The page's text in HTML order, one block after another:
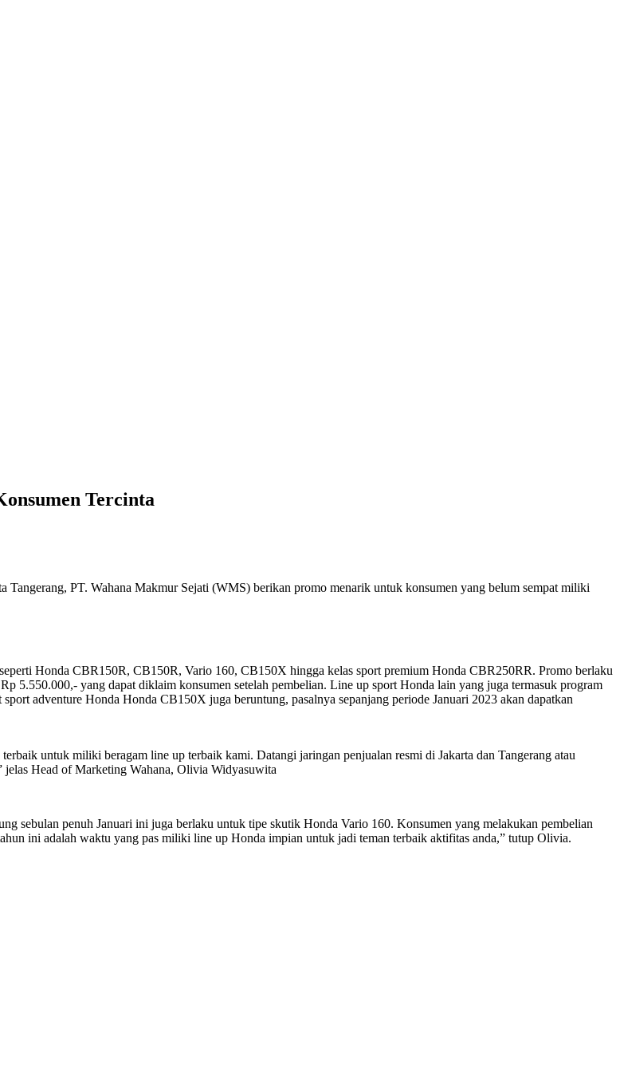
Tercinta
PT. Wahana Makmur Sejati (WMS) berikan promo menarik untuk konsumen yang belum sempat miliki
Honda CBR150R, CB150R, Vario 160, CB150X hingga kelas sport premium Honda CBR250RR. Promo berlaku
5.550.000,- yang dapat diklaim konsumen setelah pembelian. Line up sport Honda lain yang juga termasuk program
adventure Honda Honda CB150X juga beruntung, pasalnya sepanjang periode Januari 2023 akan dapatkan
untuk miliki beragam line up terbaik kami. Datangi jaringan penjualan resmi di Jakarta dan Tangerang atau
Head of Marketing Wahana, Olivia Widyasuwita
sebulan penuh Januari ini juga berlaku untuk tipe skutik Honda Vario 160. Konsumen yang melakukan pembelian
ini adalah waktu yang pas miliki line up Honda impian untuk jadi teman terbaik aktifitas anda,” tutup Olivia.